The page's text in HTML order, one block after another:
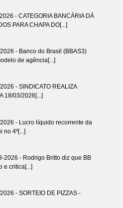
- CATEGORIA BANCÁRIA DÁ
PARA CHAPA DO[...]
- Banco do Brasil (BBAS3)
de agência[...]
- SINDICATO REALIZA
18/03/2026[...]
- Lucro líquido recorrente da
no 4º[...]
2026 - Rodrigo Britto diz que BB
e critica[...]
- SORTEIO DE PIZZAS -